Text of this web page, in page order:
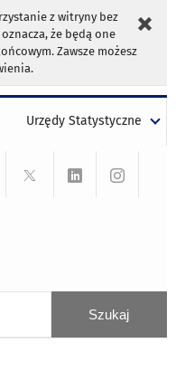
z witryny bez
że będą one
Zawsze możesz
Urzędy Statystyczne